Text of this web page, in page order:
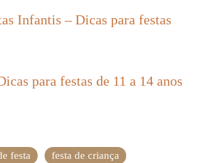
Infantis – Dicas para festas
para festas de 11 a 14 anos
festa festa de criança